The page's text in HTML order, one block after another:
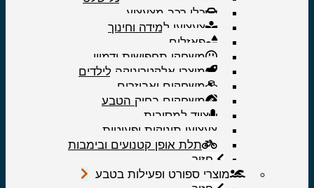
כלי רכב מצעצוע
צעצועי למידה וחינוך
פאזלים
משחקי תחפושות ודמיון
מוצרי אלקטרוניקה לילדים
משחקים ואביזרים
משחקים בחיק הטבע
ציוד למסיבות
צעצועי תינוקות ופעוטות
תלת אופן קטנועים ובימבות
חזור
מוצרי ספורט ופעילות בטבע